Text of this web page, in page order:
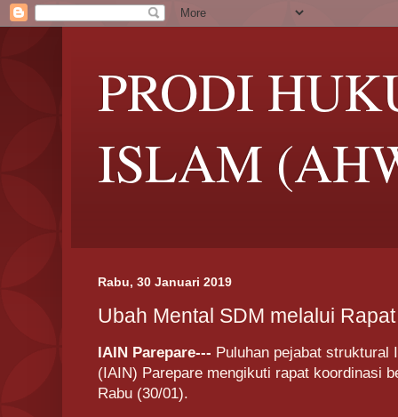
PRODI
ISLAM
Rabu, 30 Januari 2019
Ubah Mental SDM melalui
IAIN Parepare--- Puluhan pejabat struktural
(IAIN) Parepare mengikuti rapat koordinasi
Rabu (30/01).